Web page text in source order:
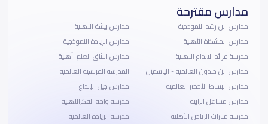
مدارس مقترحة
مدارس ابن رشد النموذجية
مدارس المشكاة الأهلية
مدرسة فرائد الابداع الاهلية
مدارس ابن خلدون العالمية - الياسمين
مدارس البساط الأخضر العالمية
مدارس مشاعل الرابية
مدرسة منارات الرياض الأهلية
مدارس بيشة الاهلية
مدارس الريادة النموذجية
مدارس انبثاق العلم اأهلية
المدرسة الفرنسية العالمية
مدارس جيل الإبداع
مدرسة واحة الفكرالاهلية
مدرسة الريادة العالمية